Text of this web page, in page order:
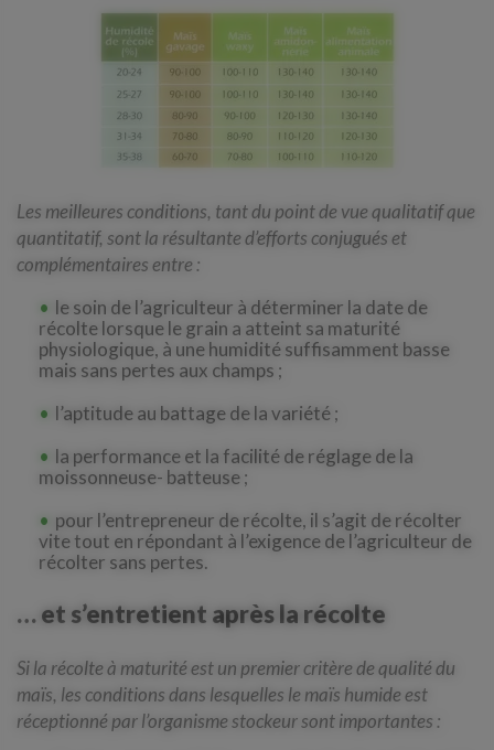
Les meilleures conditions, tant du point de vue qualitatif que
quantitatif, sont la résultante d’efforts conjugués et
complémentaires entre :
le soin de l’agriculteur à déterminer la date de
récolte lorsque le grain a atteint sa maturité
physiologique, à une humidité suffisamment basse
mais sans pertes aux champs ;
l’aptitude au battage de la variété ;
la performance et la facilité de réglage de la
moissonneuse- batteuse ;
pour l’entrepreneur de récolte, il s’agit de récolter
vite tout en répondant à l’exigence de l’agriculteur de
récolter sans pertes.
… et s’entretient après la récolte
Si la récolte à maturité est un premier critère de qualité du
maïs, les conditions dans lesquelles le maïs humide est
réceptionné par l’organisme stockeur sont importantes :